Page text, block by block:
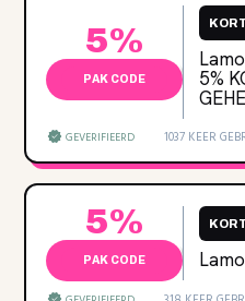
5%
PAK CODE
5%
GEVERIFIEERD 1037 KEER
5%
PAK CODE